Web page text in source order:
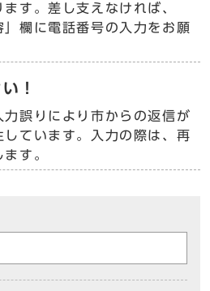
す。差し支えなければ、
」欄に電話番号の入力をお願
！
力誤りにより市からの返信が
しています。入力の際は、再
す。